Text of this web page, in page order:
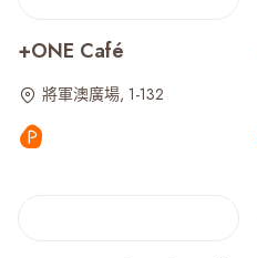
+ONE Café
將軍澳廣場, 1-132